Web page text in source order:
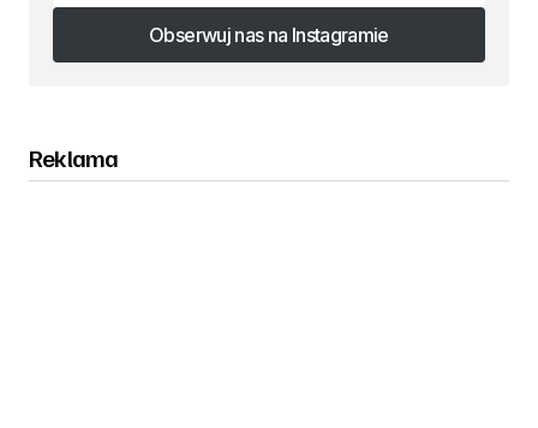
Obserwuj nas na Instagramie
Obserwuj nas na Instagramie
Reklama